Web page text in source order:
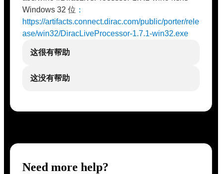
Windows 32 位 ：
https://artifacts.connect.dirac.com/public/porter/rele
ase/win32/DiracLiveProcessor-1.7.1-win32.exe
这很有帮助
这没有帮助
Need more help?